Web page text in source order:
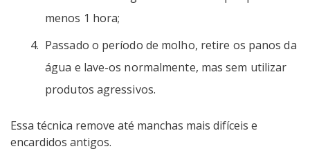
menos 1 hora;
Passado o período de molho, retire os panos da
água e lave-os normalmente, mas sem utilizar
produtos agressivos.
Essa técnica remove até manchas mais difíceis e
encardidos antigos.